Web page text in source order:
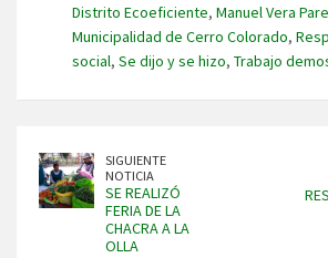
Distrito Ecoeficiente, Manuel Vera
Municipalidad de Cerro Colorado,
social, Se dijo y se hizo, Trabajo
SIGUIENTE
NOTICIA
SE REALIZÓ
FERIA DE LA
CHACRA A LA
OLLA